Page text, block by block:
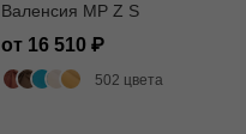
Валенсия MP Z S
от 16 510
502 цвета